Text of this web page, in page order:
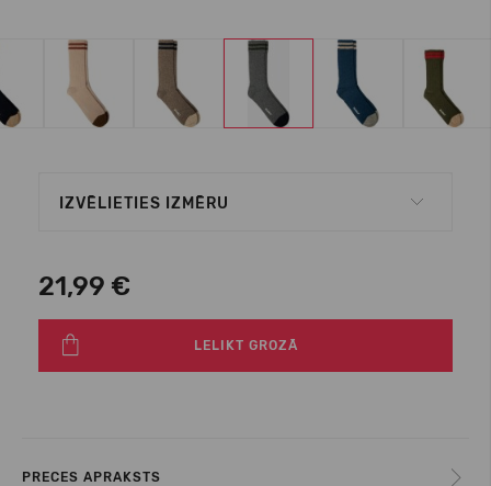
IZVĒLIETIES IZMĒRU
21,99 €
LELIKT GROZĀ
PRECES APRAKSTS